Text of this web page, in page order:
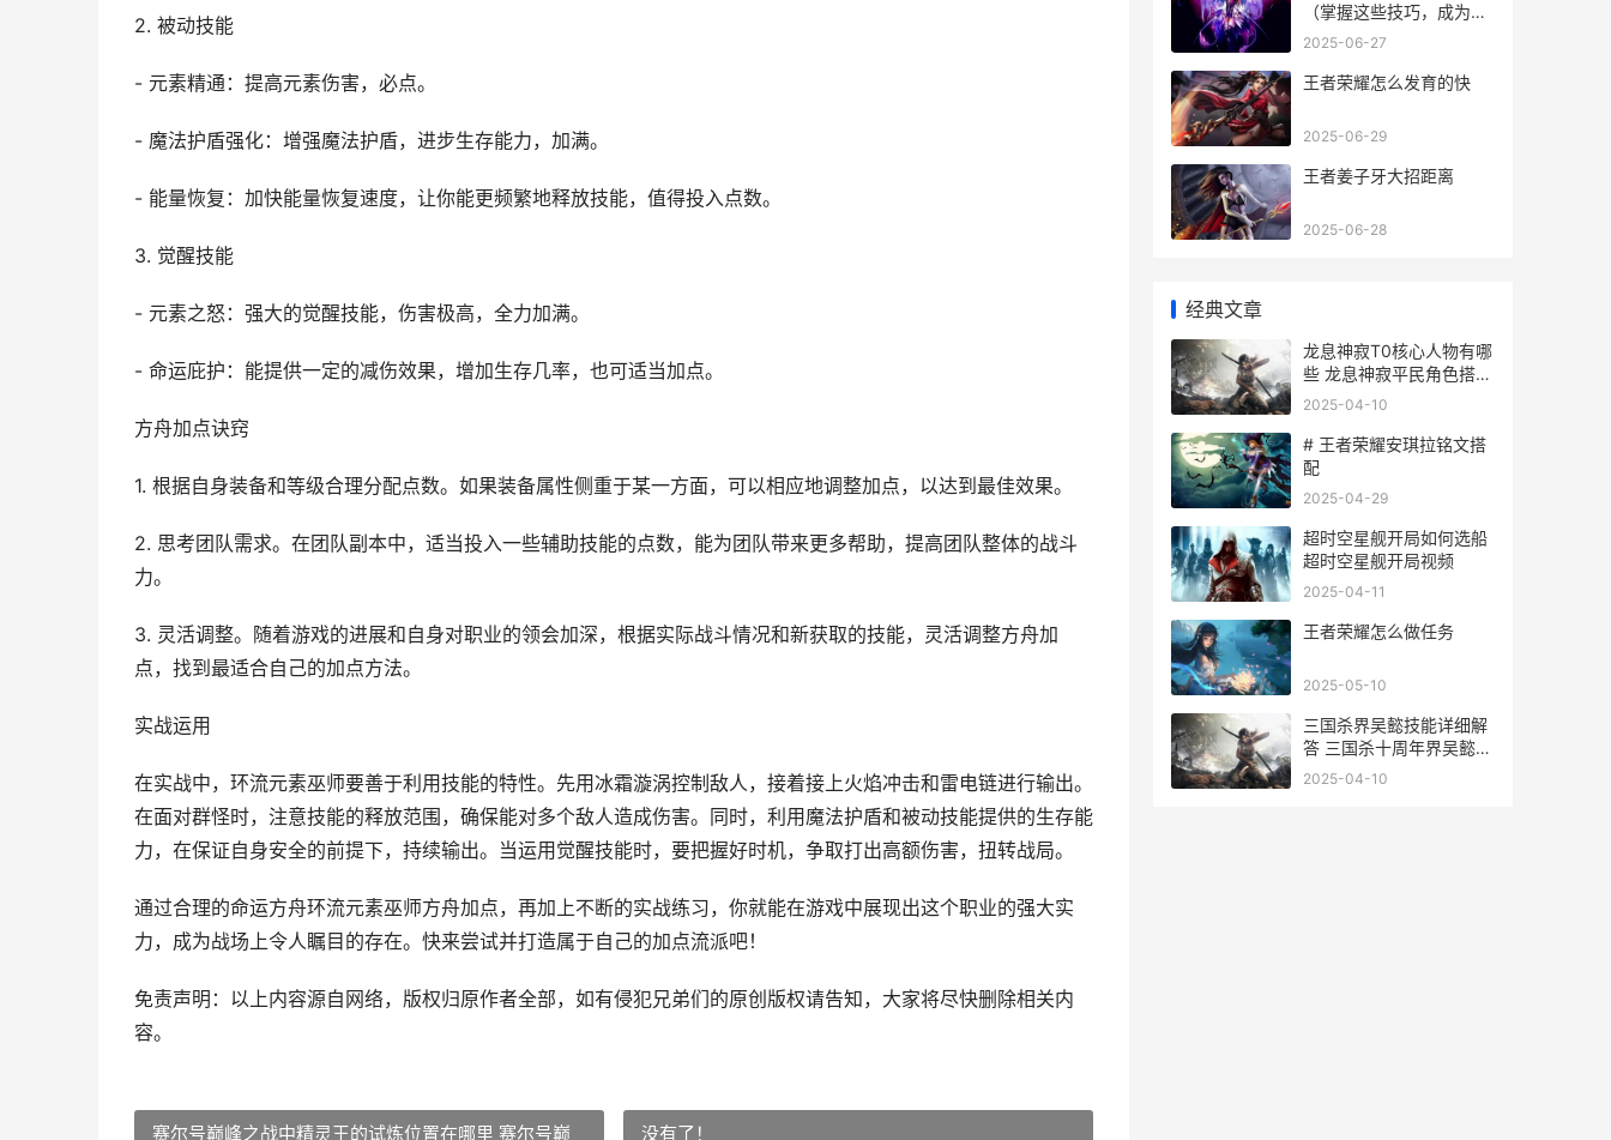
2. 被动技能
- 元素精通：提高元素伤害，必点。
- 魔法护盾强化：增强魔法护盾，进步生存能力，加满。
- 能量恢复：加快能量恢复速度，让你能更频繁地释放技能，值得投入点数。
3. 觉醒技能
- 元素之怒：强大的觉醒技能，伤害极高，全力加满。
- 命运庇护：能提供一定的减伤效果，增加生存几率，也可适当加点。
方舟加点诀窍
1. 根据自身装备和等级合理分配点数。如果装备属性侧重于某一方面，可以相应地调整加点，以达到最佳效果。
2. 思考团队需求。在团队副本中，适当投入一些辅助技能的点数，能为团队带来更多帮助，提高团队整体的战斗
力。
3. 灵活调整。随着游戏的进展和自身对职业的领会加深，根据实际战斗情况和新获取的技能，灵活调整方舟加
点，找到最适合自己的加点方法。
实战运用
在实战中，环流元素巫师要善于利用技能的特性。先用冰霜漩涡控制敌人，接着接上火焰冲击和雷电链进行输出。
在面对群怪时，注意技能的释放范围，确保能对多个敌人造成伤害。同时，利用魔法护盾和被动技能提供的生存能
力，在保证自身安全的前提下，持续输出。当运用觉醒技能时，要把握好时机，争取打出高额伤害，扭转战局。
通过合理的命运方舟环流元素巫师方舟加点，再加上不断的实战练习，你就能在游戏中展现出这个职业的强大实
力，成为战场上令人瞩目的存在。快来尝试并打造属于自己的加点流派吧！
免责声明：以上内容源自网络，版权归原作者全部，如有侵犯兄弟们的原创版权请告知，大家将尽快删除相关内
容。
赛尔号巅峰之战中精灵王的试炼位置在哪里 赛尔号巅 没有了！
（掌握这些技巧，成为无
敌的盾山！）
2025-06-27
王者荣耀怎么发育的快
2025-06-29
王者姜子牙大招距离
2025-06-28
经典文章
龙息神寂T0核心人物有哪
些 龙息神寂平民角色搭配
大全
2025-04-10
# 王者荣耀安琪拉铭文搭
配
2025-04-29
超时空星舰开局如何选船
超时空星舰开局视频
2025-04-11
王者荣耀怎么做任务
2025-05-10
三国杀界吴懿技能详细解
答 三国杀十周年界吴懿加
点
2025-04-10